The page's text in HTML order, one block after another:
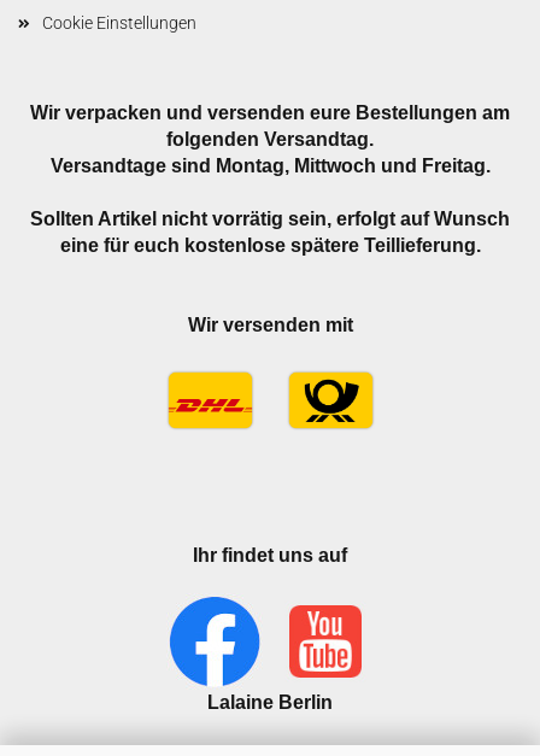
Cookie Einstellungen
Wir verpacken und versenden eure Bestellungen am
folgenden Versandtag.
Versandtage sind Montag, Mittwoch und Freitag.
Sollten Artikel nicht vorrätig sein, erfolgt auf Wunsch
eine für euch kostenlose spätere Teillieferung.
Wir versenden mit
Ihr findet uns auf
Lalaine Berlin